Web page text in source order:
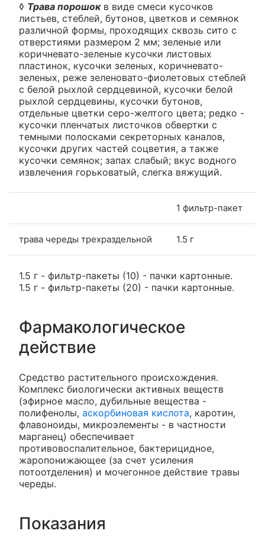
◊ Трава порошокв виде смеси кусочков
листьев, стеблей, бутонов, цветков и семянок
различной формы, проходящих сквозь сито с
отверстиями размером 2 мм; зеленые или
коричневато-зеленые кусочки листовых
пластинок, кусочки зеленых, коричневато-
зеленых, реже зеленовато-фиолетовых стеблей
с белой рыхлой сердцевиной, кусочки белой
рыхлой сердцевины, кусочки бутонов,
отдельные цветки серо-желтого цвета; редко -
кусочки пленчатых листочков обвертки с
темными полосками секреторных каналов,
кусочки других частей соцветия, а также
кусочки семянок; запах слабый; вкус водного
извлечения горьковатый, слегка вяжущий.
1 фильтр-пакет
трава череды трехраздельной 1.5 г
1.5 г - фильтр-пакеты (10) - пачки картонные.
1.5 г - фильтр-пакеты (20) - пачки картонные.
Фармакологическое
действие
Средство растительного происхождения.
Комплекс биологически активных веществ
(эфирное масло, дубильные вещества -
полифенолы, аскорбиновая кислота, каротин,
флавоноиды, микроэлементы - в частности
марганец) обеспечивает
противовоспалительное, бактерицидное,
жаропонижающее (за счет усиления
потоотделения) и мочегонное действие травы
череды.
Показания